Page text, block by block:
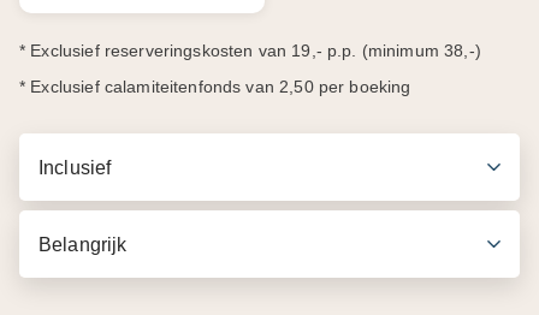
* Exclusief reserveringskosten van 19,- p.p. (minimum 38,-)
* Exclusief calamiteitenfonds van 2,50 per boeking
Inclusief
Belangrijk